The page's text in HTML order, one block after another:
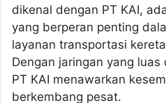
dikenal dengan PT KAI,
yang berperan penting
layanan transportasi
Dengan jaringan yang
PT KAI menawarkan
berkembang pesat.